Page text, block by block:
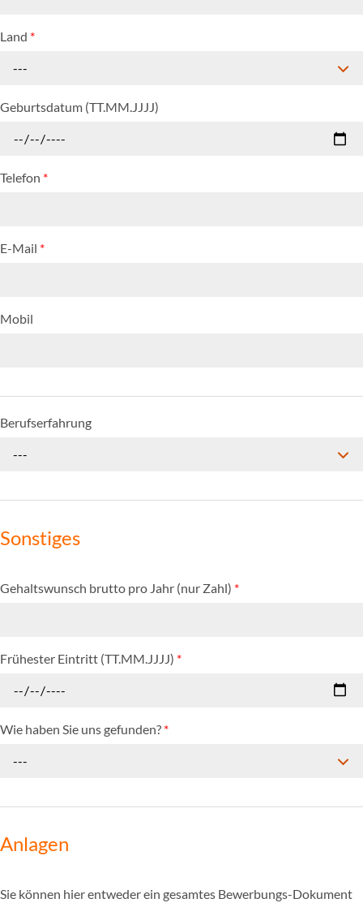
Land *
---
Geburtsdatum (TT.MM.JJJJ)
Telefon *
E-Mail *
Mobil
Berufserfahrung
---
Sonstiges
Gehaltswunsch brutto pro Jahr (nur Zahl) *
Frühester Eintritt (TT.MM.JJJJ) *
Wie haben Sie uns gefunden? *
---
Anlagen
Sie können hier entweder ein gesamtes Bewerbungs-Dokument